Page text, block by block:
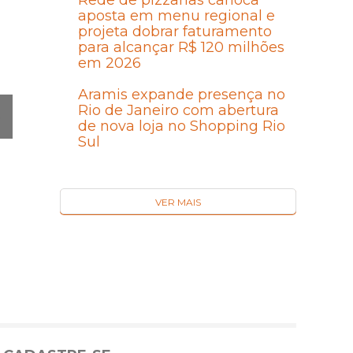
aposta em menu regional e
projeta dobrar faturamento
para alcançar R$ 120 milhões
em 2026
Aramis expande presença no
Rio de Janeiro com abertura
de nova loja no Shopping Rio
Sul
VER MAIS